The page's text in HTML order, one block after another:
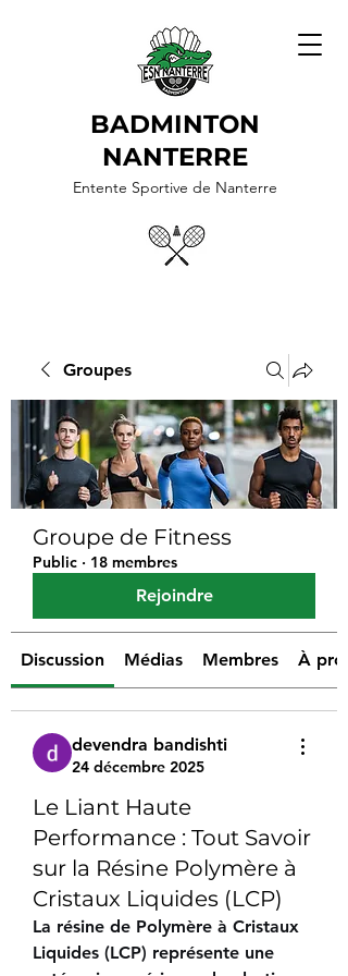
BADMINTON
NANTERRE
Entente Sportive de Nanterre
Groupes
Groupe de Fitness
Public · 18 membres
Rejoindre
Discussion Médias Membres À
devendra bandishti
24 décembre 2025
Le Liant Haute
Performance : Tout Savoir
sur la Résine Polymère à
Cristaux Liquides (LCP)
La résine de Polymère à Cristaux
Liquides (LCP) représente une